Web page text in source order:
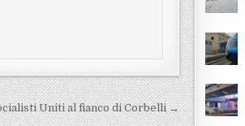
Uniti al fianco di Corbelli →